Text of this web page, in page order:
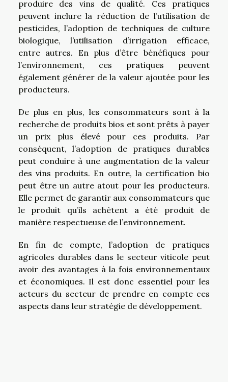
produire des vins de qualité. Ces pratiques
peuvent inclure la réduction de l’utilisation de
pesticides, l’adoption de techniques de culture
biologique, l’utilisation d’irrigation efficace,
entre autres. En plus d’être bénéfiques pour
l’environnement, ces pratiques peuvent
également générer de la valeur ajoutée pour les
producteurs.
De plus en plus, les consommateurs sont à la
recherche de produits bios et sont prêts à payer
un prix plus élevé pour ces produits. Par
conséquent, l’adoption de pratiques durables
peut conduire à une augmentation de la valeur
des vins produits. En outre, la certification bio
peut être un autre atout pour les producteurs.
Elle permet de garantir aux consommateurs que
le produit qu’ils achètent a été produit de
manière respectueuse de l’environnement.
En fin de compte, l’adoption de pratiques
agricoles durables dans le secteur viticole peut
avoir des avantages à la fois environnementaux
et économiques. Il est donc essentiel pour les
acteurs du secteur de prendre en compte ces
aspects dans leur stratégie de développement.